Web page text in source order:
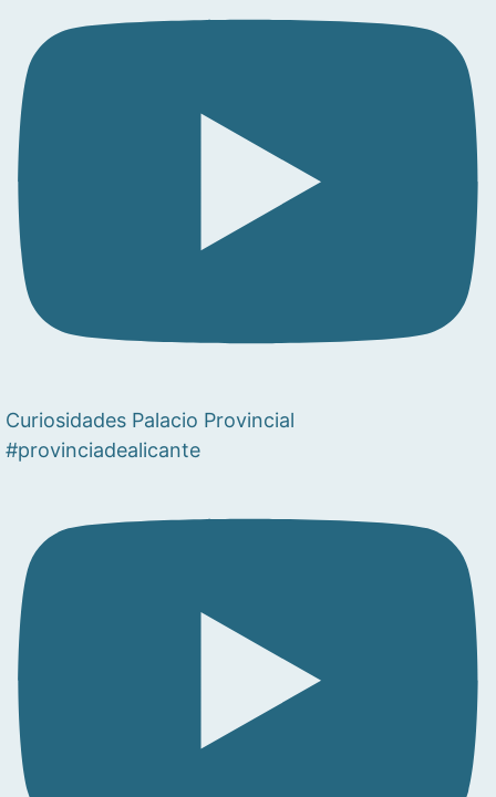
Curiosidades Palacio Provincial
#provinciadealicante